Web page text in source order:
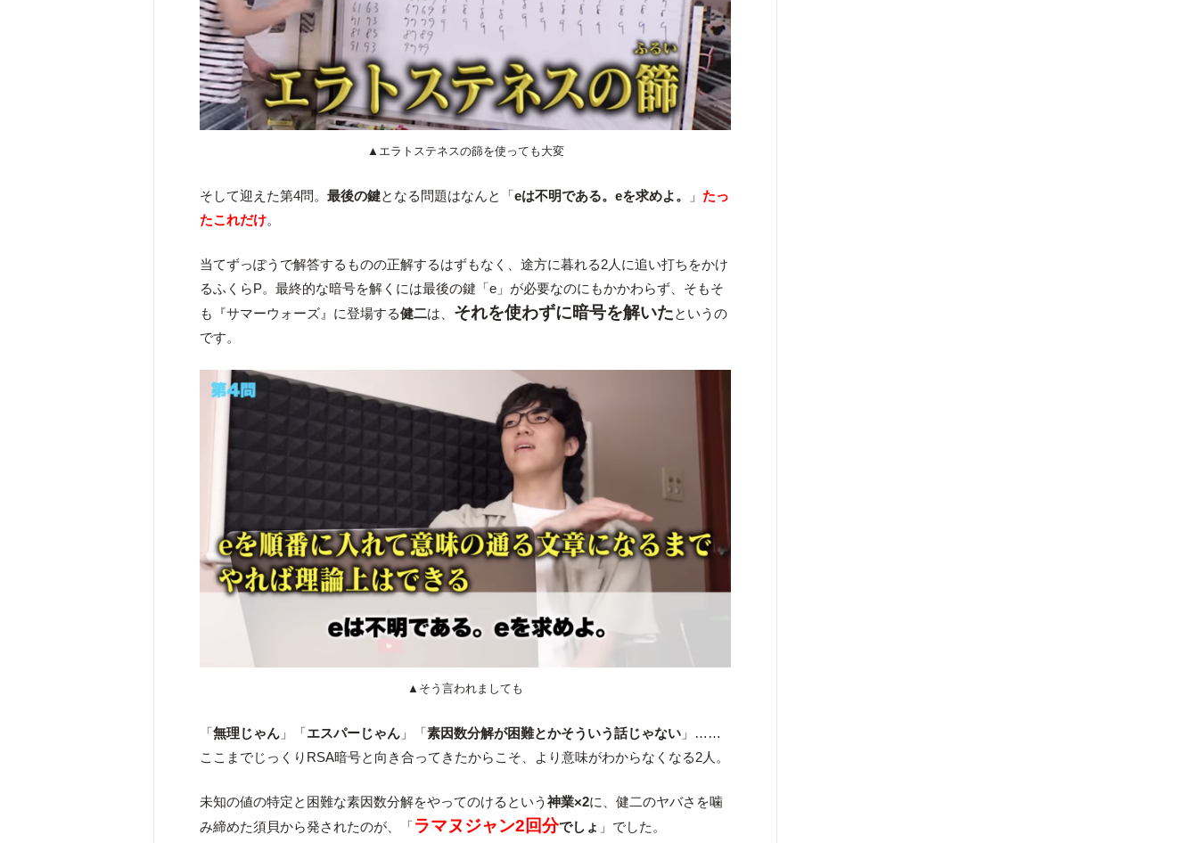
▲エラトステネスの篩を使っても大変
そして迎えた第4問。最後の鍵となる問題はなんと「eは不明である。eを求めよ。 」 たっ
たこれだけ。
当てずっぽうで解答するものの正解するはずもなく、途方に暮れる2人に追い打ちをかけ
るふくらP。最終的な暗号を解くには最後の鍵「e」が必要なのにもかかわらず、そもそ
も『サマーウォーズ』に登場する健二は、 それを使わずに暗号を解いたというの
です。
▲そう言われましても
「無理じゃん 」「エスパーじゃん 」「素因数分解が困難とかそういう話じゃない 」……
ここまでじっくりRSA暗号と向き合ってきたからこそ、より意味がわからなくなる2人。
未知の値の特定と困難な素因数分解をやってのけるという神業×2に、健二のヤバさを噛
み締めた須貝から発されたのが、「ラマヌジャン2回分でしょ 」でした。